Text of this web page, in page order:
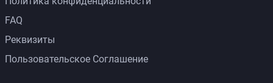
FAQ
Реквизиты
Пользовательское Соглашение